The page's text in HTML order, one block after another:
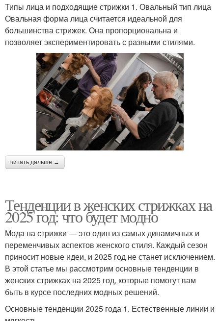
Типы лица и подходящие стрижки 1. Овальный тип лица
Овальная форма лица считается идеальной для
большинства стрижек. Она пропорциональна и
позволяет экспериментировать с разными стилями.
читать дальше →
Тенденции в женских стрижках на
2025 год: что будет модно
Мода на стрижки — это один из самых динамичных и
переменчивых аспектов женского стиля. Каждый сезон
приносит новые идеи, и 2025 год не станет исключением.
В этой статье мы рассмотрим основные тенденции в
женских стрижках на 2025 год, которые помогут вам
быть в курсе последних модных решений.
Основные тенденции 2025 года 1. Естественные линии и